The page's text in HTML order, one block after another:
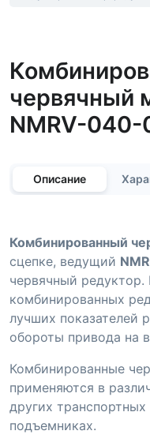
червячный
NMRV-040-
Описание
Комбинированный
сцепке, ведущий
червячный редуктор.
комбинированных
лучших показателей
обороты привода на
Комбинированные
применяются в
других
подъемниках.